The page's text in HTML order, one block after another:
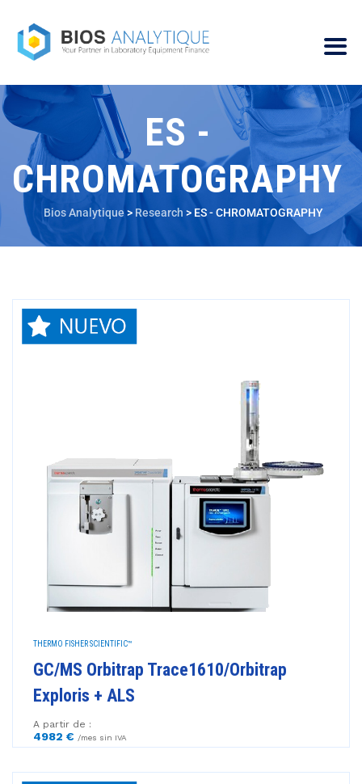
ES -
CHROMATOGRAPHY
Bios Analytique> Research > ES - CHROMATOGRAPHY
THERMO FISHER SCIENTIFIC™
GC/MS Orbitrap Trace1610/Orbitrap
Exploris + ALS
A partir de :
4982 € /mes sin IVA